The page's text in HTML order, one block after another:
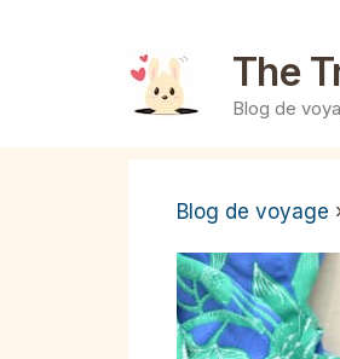
The
Blog de
Blog de voyage